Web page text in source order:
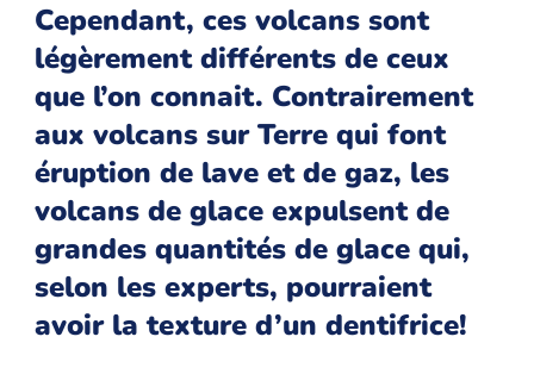
Cependant, ces volcans sont
légèrement différents de ceux
que l’on connait. Contrairement
aux volcans sur Terre qui font
éruption de lave et de gaz, les
volcans de glace expulsent de
grandes quantités de glace qui,
selon les experts, pourraient
avoir la texture d’un dentifrice!